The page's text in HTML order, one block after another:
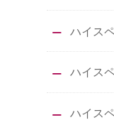
ハイス
ハイス
ハイス